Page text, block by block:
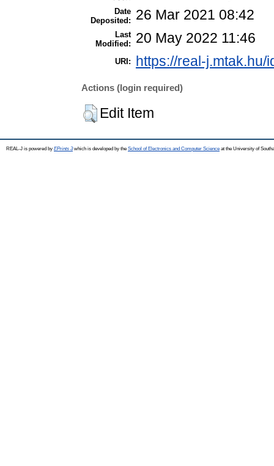
Date
Deposited:
26 Mar 2021 08:42
Last
Modified:
20 May 2022 11:46
URI: https://real-j.mtak.hu/
Actions (login required)
Edit Item
REAL-J is powered by EPrints 3which is developed by the School of Electronics and Computer Science at the University of